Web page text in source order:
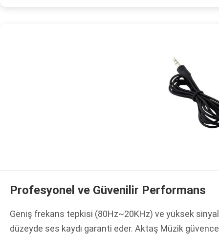
Profesyonel ve Güvenilir Performans
Geniş frekans tepkisi (80Hz~20KHz) ve yüksek
düzeyde ses kaydı garanti eder. Aktaş Müzik